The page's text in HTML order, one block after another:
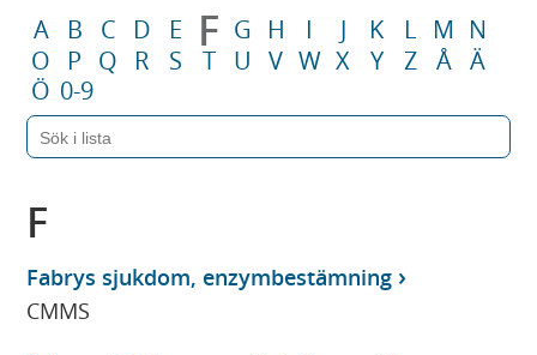
A B C D E F G H I J K L M N
O
P Q R S T U V W X Y Z Å Ä
Ö 0-9
F
Fabrys sjukdom, enzymbestämning
CMMS